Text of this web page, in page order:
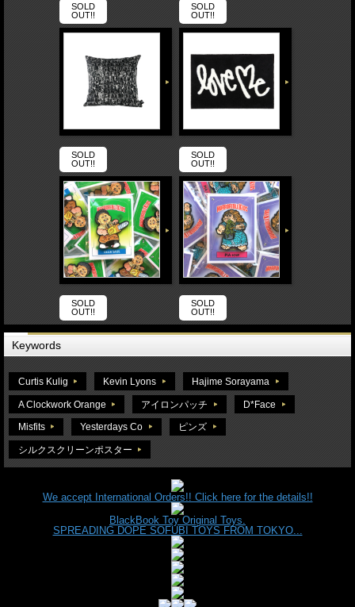
SOLD
OUT!!
SOLD
OUT!!
SOLD
OUT!!
SOLD
OUT!!
SOLD
OUT!!
SOLD
OUT!!
Keywords
Curtis Kulig Kevin Lyons Hajime Sorayama
A Clockwork Orange アイロンパッチ D*Face
Misfits Yesterdays Co ピンズ
シルクスクリーンポスター
We accept International Orders!! Click here for the details!!
BlackBook Toy Original Toys.
SPREADING DOPE SOFUBI TOYS FROM TOKYO...